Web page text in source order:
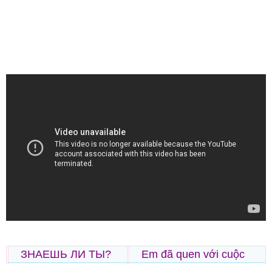
ЗНАЕШЬ ЛИ ТЫ?
Em đã quen với cuộc